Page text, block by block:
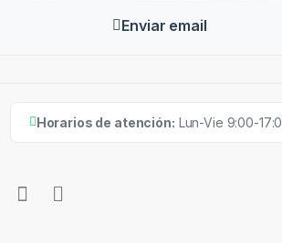
Enviar email
Horarios de atención: Lun-Vie 9:00-